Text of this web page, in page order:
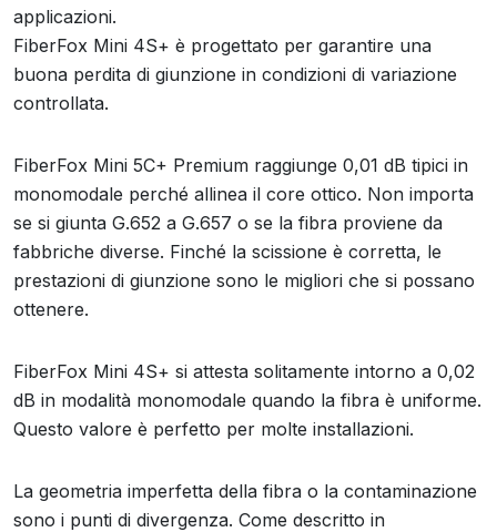
applicazioni.
FiberFox Mini 4S+ è progettato per garantire una
buona perdita di giunzione in condizioni di variazione
controllata.
FiberFox Mini 5C+ Premium raggiunge 0,01 dB tipici in
monomodale perché allinea il core ottico. Non importa
se si giunta G.652 a G.657 o se la fibra proviene da
fabbriche diverse. Finché la scissione è corretta, le
prestazioni di giunzione sono le migliori che si possano
ottenere.
FiberFox Mini 4S+ si attesta solitamente intorno a 0,02
dB in modalità monomodale quando la fibra è uniforme.
Questo valore è perfetto per molte installazioni.
La geometria imperfetta della fibra o la contaminazione
sono i punti di divergenza. Come descritto in